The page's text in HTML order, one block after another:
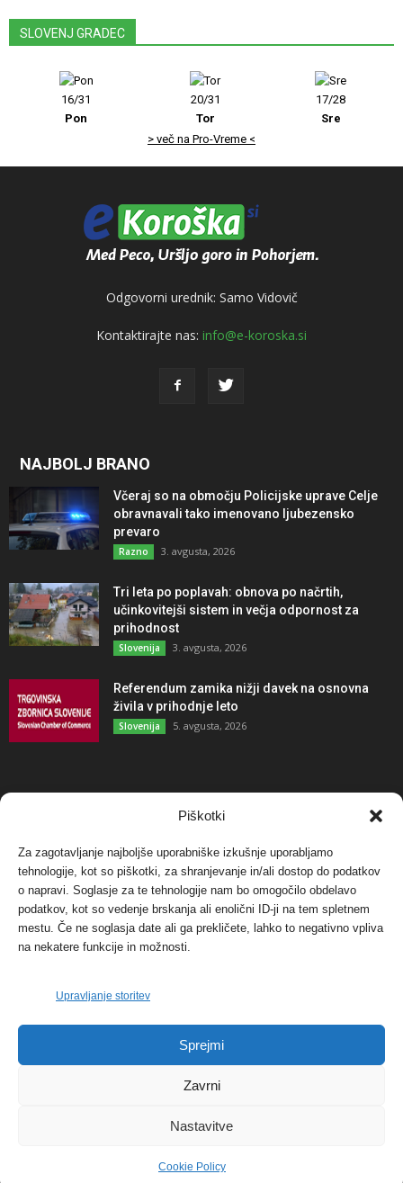
Piškotki
Za zagotavljanje najboljše uporabniške izkušnje uporabljamo
tehnologije, kot so piškotki, za shranjevanje in/ali dostop do podatkov
o napravi. Soglasje za te tehnologije nam bo omogočilo obdelavo
podatkov, kot so vedenje brskanja ali enolični ID-ji na tem spletnem
mestu. Če ne soglasja date ali ga prekličete, lahko to negativno vpliva
na nekatere funkcije in možnosti.
Upravljanje storitev
Sprejmi
Zavrni
Nastavitve
Cookie Policy
SLOVENJ GRADEC
16/31
Pon
20/31
Tor
17/28
Sre
> več na Pro-Vreme <
Odgovorni urednik: Samo Vidovič
Kontaktirajte nas: info@e-koroska.si
NAJBOLJ BRANO
Včeraj so na območju Policijske uprave Celje
obravnavali tako imenovano ljubezensko
prevaro
Razno 3. avgusta, 2026
Tri leta po poplavah: obnova po načrtih,
učinkovitejši sistem in večja odpornost za
prihodnost
Slovenija 3. avgusta, 2026
Referendum zamika nižji davek na osnovna
živila v prihodnje leto
Slovenija 5. avgusta, 2026
NAJBOLJ KOMENTIRANO
Protest proti vetrnim elektrarnam na Ojstrici, v
svetu pa vedno bolj...
Dogodki 12. maja, 2017
Tožilstvo v Celovcu v korist elektrarnam
Verbund
FOTO: Razstava cvetličarskega mojstra Andreja
Dogodki 27. novembra, 2017
© 2026 | eKoroška.si